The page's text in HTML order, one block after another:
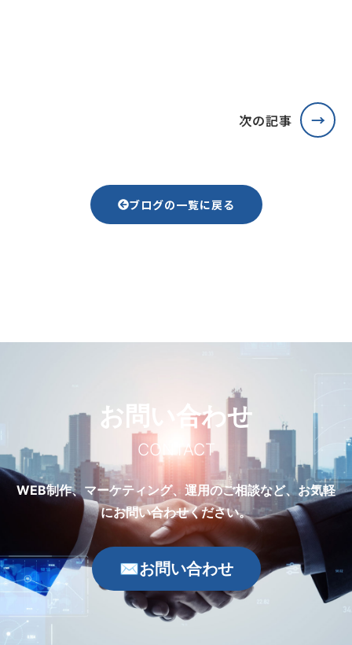
次の記事
ブログの一覧に戻る
お問い合わせ
CONTACT
WEB制作、マーケティング、運用のご相談など、お気軽
にお問い合わせください。
✉お問い合わせ